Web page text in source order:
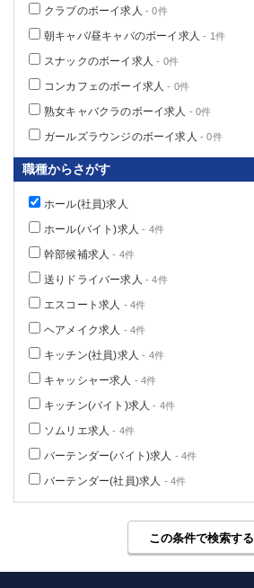
クラブのボーイ求人 - 0件
朝キャバ/昼キャバのボーイ求人 - 1件
スナックのボーイ求人 - 0件
コンカフェのボーイ求人 - 0件
熟女キャバクラのボーイ求人 - 0件
ガールズラウンジのボーイ求人 - 0件
職種からさがす
ホール(社員)求人
ホール(バイト)求人 - 4件
幹部候補求人 - 4件
送りドライバー求人 - 4件
エスコート求人 - 4件
ヘアメイク求人 - 4件
キッチン(社員)求人 - 4件
キャッシャー求人 - 4件
キッチン(バイト)求人 - 4件
ソムリエ求人 - 4件
バーテンダー(バイト)求人 - 4件
バーテンダー(社員)求人 - 4件
この条件で検索する